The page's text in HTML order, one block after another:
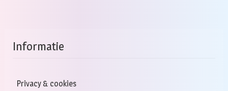
Informatie
Privacy & cookies